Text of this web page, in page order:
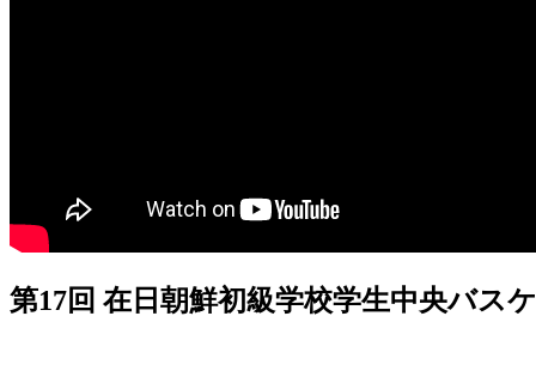
第17回 在日朝鮮初級学校学生中央バス